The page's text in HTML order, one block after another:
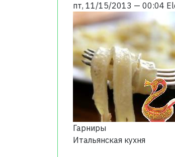
пт, 11/15/2013 — 00:04
Гарниры
Итальянская кухня